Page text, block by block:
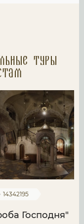
туры
14342195
Господня"